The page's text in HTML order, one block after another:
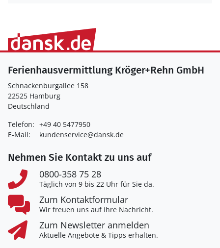
Ferienhausvermittlung Kröger+Rehn GmbH
Schnackenburgallee 158
22525 Hamburg
Deutschland
Telefon: +49 40 5477950
E-Mail:
kundenservice@dansk.de
Nehmen Sie Kontakt zu uns auf
0800-358 75 28
Täglich von 9 bis 22 Uhr für Sie da.
Zum Kontaktformular
Wir freuen uns auf Ihre Nachricht.
Zum Newsletter anmelden
Aktuelle Angebote & Tipps erhalten.